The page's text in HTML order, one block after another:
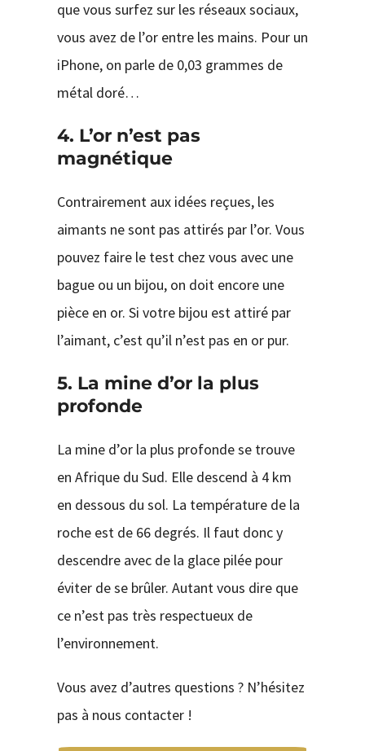
que vous surfez sur les réseaux sociaux,
vous avez de l’or entre les mains. Pour un
iPhone, on parle de 0,03 grammes de
métal doré…
4. L’or n’est pas
magnétique
Contrairement aux idées reçues, les
aimants ne sont pas attirés par l’or. Vous
pouvez faire le test chez vous avec une
bague ou un bijou, on doit encore une
pièce en or. Si votre bijou est attiré par
l’aimant, c’est qu’il n’est pas en or pur.
5. La mine d’or la plus
profonde
La mine d’or la plus profonde se trouve
en Afrique du Sud. Elle descend à 4 km
en dessous du sol. La température de la
roche est de 66 degrés. Il faut donc y
descendre avec de la glace pilée pour
éviter de se brûler. Autant vous dire que
ce n’est pas très respectueux de
l’environnement.
Vous avez d’autres questions ? N’hésitez
pas à nous contacter !